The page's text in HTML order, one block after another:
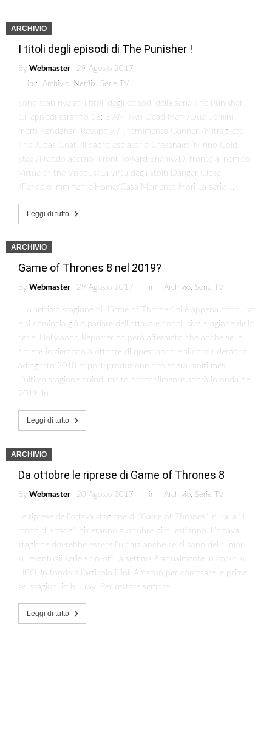
ARCHIVIO
I titoli degli episodi di The Punisher !
By Webmaster
29 Agosto 2017
in : Archivio, Netflix, Serie TV
Sono stati rivelati i titoli degli episodi della serie The Punisher.
Gli episodi saranno 13: 3 AM Two Dead Men /Due uomini
morti Kandahar Resupply /Rifornimento Gunner /Mitragliere
The Judas Goat /Il capro espiatorio Crosshairs/Mirino Cold
Steel/Freddo acciaio Front Toward Enemy/Di fronte al nemico
Virtue of the Viscous/La virtù degli stolti Danger Close
/Pericolo imminente Home/Casa Memento Mori La serie …
Leggi di tutto
ARCHIVIO
Game of Thrones 8 nel 2019?
By Webmaster 29 Agosto 2017 in : Archivio, Serie TV
La settima stagione di “Game of Thrones” si è appena conclusa
e si comincia già a parlare dell’ottava e conclusiva stagione della
serie. Hollywood Reporter ha però affermato che anche se le
riprese inizieranno a ottobre di quest’anno e si concluderanno
ad agosto 2018 la post-produzione richiederà molti mesi.
L’ultima stagione quindi molto probabilmente andrà in onda nel
2019. In …
Leggi di tutto
ARCHIVIO
Da ottobre le riprese di Game of Thrones 8
By Webmaster 20 Agosto 2017 in : Archivio Serie TV
Le riprese dell’ottava stagione di “Game of Thrones” in Italia “Il
trono di spade” inizieranno a ottobre di quest’anno. L’ottava
stagione dovrebbe essere l’ultima anche se ci sono dei rumor
su eventuali serie spin-off, la settima è attualmente in corso su
HBO. In fondo all’articolo i link Amazon per comprare le prime
sei stagioni in blu ray. Per restare sempre …
Leggi di tutto